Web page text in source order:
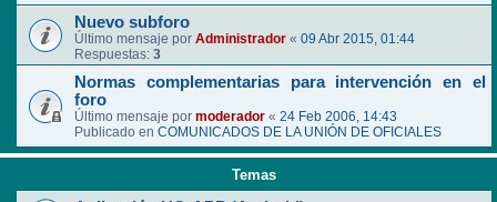
Nuevo subforo
Último mensaje por Administrador « 09 Abr 2015, 01:44
Respuestas: 3
Normas complementarias para intervención en el
foro
Último mensaje por moderador « 24 Feb 2006, 14:43
Publicado en COMUNICADOS DE LA UNIÓN DE OFICIALES
Temas